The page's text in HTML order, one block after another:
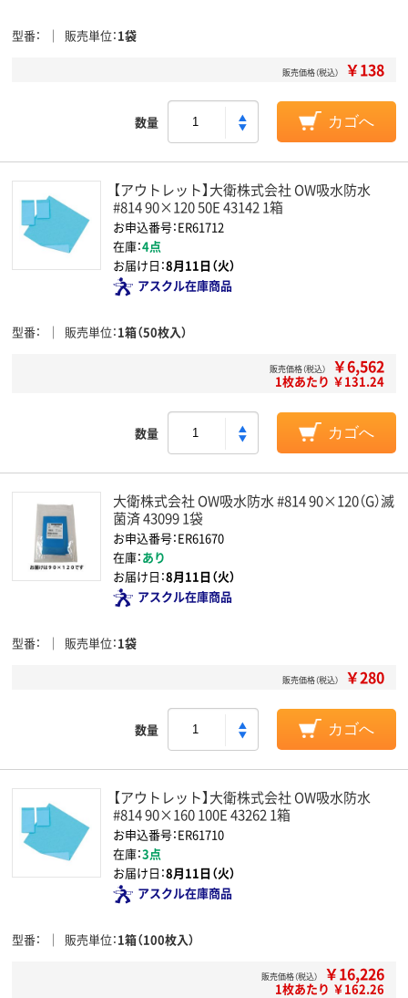
型番 販売単位 1袋
販売価格（税込） ￥138
数量 カゴへ
【アウトレット】大衛株式会社 OW吸水防水
#814 90×120 50E 43142 1箱
お申込番号：ER61712
在庫：4点
お届け日：8月11日（火）
アスクル在庫商品
型番 販売単位 1箱（50枚入）
販売価格（税込） ￥6,562
1枚あたり ￥131.24
数量 カゴへ
大衛株式会社 OW吸水防水 #814 90×120（G）滅
菌済 43099 1袋
お申込番号：ER61670
在庫：あり
お届け日：8月11日（火）
アスクル在庫商品
型番 販売単位 1袋
販売価格（税込） ￥280
数量 カゴへ
【アウトレット】大衛株式会社 OW吸水防水
#814 90×160 100E 43262 1箱
お申込番号：ER61710
在庫：3点
お届け日：8月11日（火）
アスクル在庫商品
型番 販売単位 1箱（100枚入）
販売価格（税込） ￥16,226
1枚あたり ￥162.26